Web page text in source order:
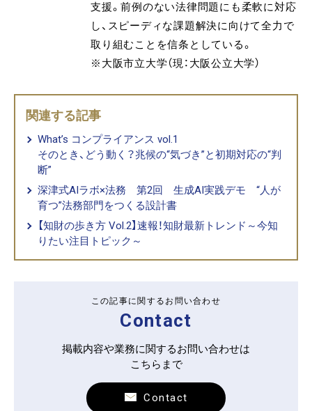
支援。前例のない法律問題にも柔軟に対応
し、スピーディな課題解決に向けて全力で
取り組むことを信条としている。
※大阪市立大学（現：大阪公立大学）
関連する記事
What’s コンプライアンス vol.1
そのとき、どう動く？兆候の“気づき”と初期対応の“判
断”
深津式AIラボ×法務 第2回 生成AI実践デモ “人が
育つ”法務部門をつくる設計書
【知財の歩き方 Vol.2】速報！知財最新トレンド～今知
りたい注目トピック～
この記事に関するお問い合わせ
Contact
掲載内容や業務に関するお問い合わせは
こちらまで
Contact